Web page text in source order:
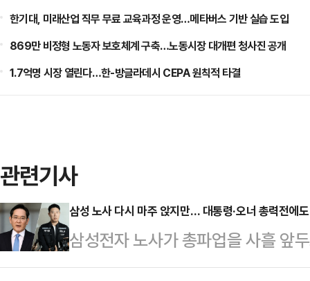
한기대, 미래산업 직무 무료 교육과정 운영…메타버스 기반 실습 도입
869만 비정형 노동자 보호체계 구축…노동시장 대개편 청사진 공개
1.7억명 시장 열린다…한-방글라데시 CEPA 원칙적 타결
관련기사
삼성 노사 다시 마주 앉지만… 대통령·오너 총력전에
삼성전자 노사가 총파업을 사흘 앞
부와 삼성 총수까지 직접 중재에 나